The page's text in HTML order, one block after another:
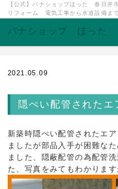
【公式】パナショップほった 春日
リフォーム 電気工事から水道設備ま
パナショップ ほった
2021.05.09
隠ぺい配管されたエ
新築時隠ぺい配管されたエ
ましたが部品入手が困難な
ました、隠蔽配管の為配管
た、写真をみてもわかりま